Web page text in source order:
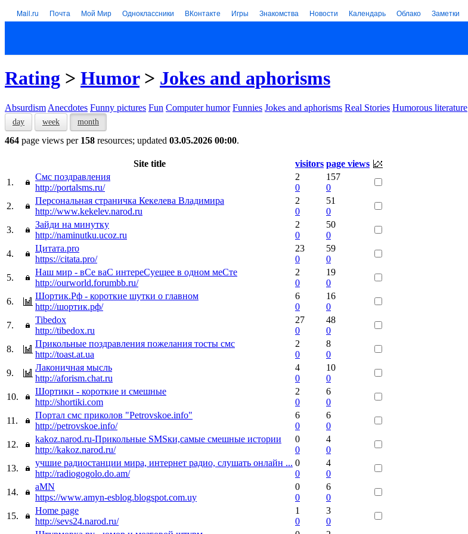
Mail.ru Почта Мой Мир Одноклассники ВКонтакте Игры Знакомства Новости Календарь Облако Заметки
Rating > Humor> Jokes and aphorisms
Absurdism Anecdotes Funny pictures Fun Computer humor Funnies Jokes and aphorisms Real Stories Humorous literature
day week month
464 page views per 158 resources; updated 03.05.2026 00:00.
Site title visitors page views
1.
Смс поздравления
http://portalsms.ru/
2
0
157
0
2.
Персональная страничка Кекелева Владимира
http://www.kekelev.narod.ru
2
0
51
0
3.
Зайди на минутку
http://naminutku.ucoz.ru
2
0
50
0
4.
Цитата.pro
https://citata.pro/
23
0
59
0
5.
Наш мир - вСе ваС интереСуещее в одном меСте
http://ourworld.forumbb.ru/
2
0
19
0
6.
Шортик.Рф - короткие шутки о главном
http://шортик.рф/
6
0
16
0
7.
Tibedox
http://tibedox.ru
27
0
48
0
8.
Прикольные поздравления пожелания тосты смс
http://toast.at.ua
2
0
8
0
9.
Лаконичная мысль
http://aforism.chat.ru
4
0
10
0
10.
Шортики - короткие и смешные
http://shortiki.com
2
0
6
0
11.
Портал смс приколов "Petrovskoe.info"
http://petrovskoe.info/
6
0
6
0
12.
kakoz.narod.ru-Прикольные SMSки,самые смешные истории
http://kakoz.narod.ru/
0
0
4
0
13.
учшие радиостанции мира, интернет радио, слушать онлайн ...
http://radiogogolo.do.am/
0
0
4
0
14.
aMN
https://www.amyn-esblog.blogspot.com.uy
0
0
6
0
15.
Home page
http://sevs24.narod.ru/
1
0
3
0